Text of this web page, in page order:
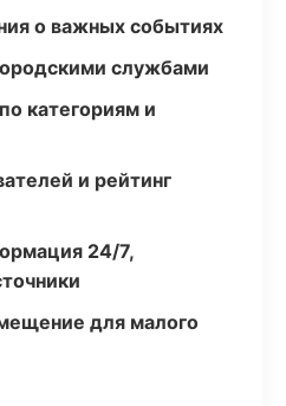
о важных событиях
службами
категориям и
и рейтинг
24/7,
для малого